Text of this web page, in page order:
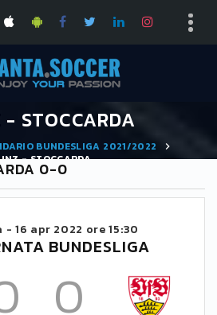
STOCCARDA
BUNDESLIGA 2021/2022
- STOCCARDA
0-0
-16 apr 2022 ore 15:30
BUNDESLIGA
0